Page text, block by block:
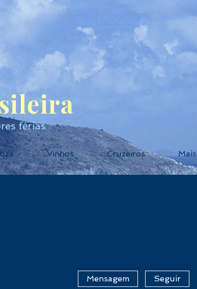
férias
Vinhos Cruzeiros Mais
Mensagem Seguir